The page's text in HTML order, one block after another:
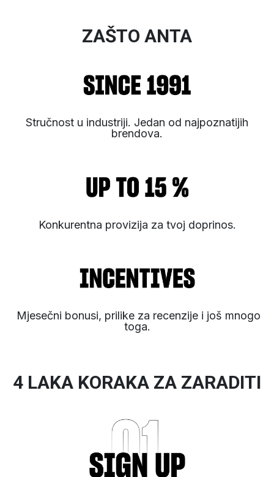
ZAŠTO ANTA
Stručnost u industriji. Jedan od najpoznatijih
brendova.
Konkurentna provizija za tvoj doprinos.
Mjesečni bonusi, prilike za recenzije i još mnogo
toga.
4 LAKA KORAKA ZA ZARADITI